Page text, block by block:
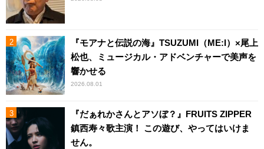
『モアナと伝説の海』TSUZUMI（ME:I）×尾上
松也、ミュージカル・アドベンチャーで美声を
響かせる
2026.08.01
『だぁれかさんとアソぼ？』FRUITS ZIPPER
鎮西寿々歌主演！ この遊び、やってはいけま
せん。